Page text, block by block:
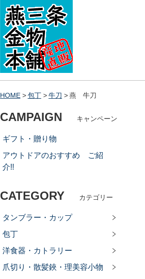
HOME 包丁 牛刀 燕 牛刀
CAMPAIGN キャンペーン
ギフト・贈り物
アウトドアのおすすめ ご紹
介!!
CATEGORY カテゴリー
タンブラー・カップ
包丁
洋食器・カトラリー
爪切り・散髪鋏・理美容小物